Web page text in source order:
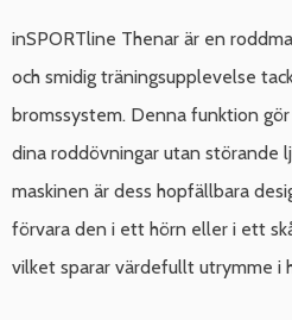
inSPORTline Thenar är en
och smidig träningsupplevelse
bromssystem. Denna funktion
dina roddövningar utan störande
maskinen är dess hopfällbara
förvara den i ett hörn eller i ett
vilket sparar värdefullt utrymme i